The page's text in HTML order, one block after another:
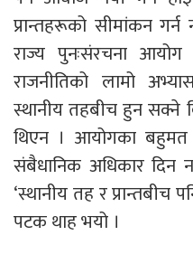
प्रान्तहरूको सीमांकन
राज्य पुनःसंरचना
राजनीतिको लामो
स्थानीय तहबीच हुन सक्ने
थिएन । आयोगका
संबैधानिक अधिकार दिन
‘स्थानीय तह र प्रान्तबीच
पटक थाह भयो ।